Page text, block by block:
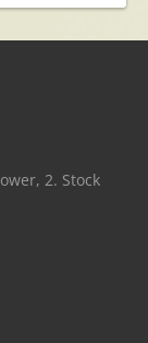
2. Stock